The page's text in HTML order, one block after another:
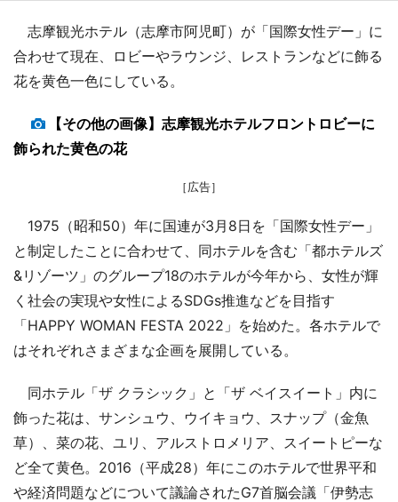
志摩観光ホテル（志摩市阿児町）が「国際女性デー」に
合わせて現在、ロビーやラウンジ、レストランなどに飾る
花を黄色一色にしている。
【その他の画像】志摩観光ホテルフロントロビーに
飾られた黄色の花
［広告］
1975（昭和50）年に国連が3月8日を「国際女性デー」
と制定したことに合わせて、同ホテルを含む「都ホテルズ
&リゾーツ」のグループ18のホテルが今年から、女性が輝
く社会の実現や女性によるSDGs推進などを目指す
「HAPPY WOMAN FESTA 2022」を始めた。各ホテルで
はそれぞれさまざまな企画を展開している。
同ホテル「ザ クラシック」と「ザ ベイスイート」内に
飾った花は、サンシュウ、ウイキョウ、スナップ（金魚
草）、菜の花、ユリ、アルストロメリア、スイートピーな
ど全て黄色。2016（平成28）年にこのホテルで世界平和
や経済問題などについて議論されたG7首脳会議「伊勢志